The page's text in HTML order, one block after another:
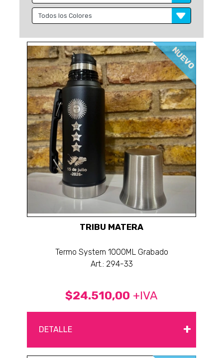
NUEVO
TRIBU MATERA
Termo System 1000ML Grabado
Art.: 294-33
$24.510,00 +IVA
DETALLE +